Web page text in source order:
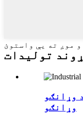
موږ ته یې واستوئ
توليدات
وړانګو
وړانګو